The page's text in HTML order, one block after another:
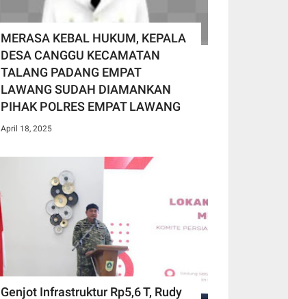
MERASA KEBAL HUKUM, KEPALA
DESA CANGGU KECAMATAN
TALANG PADANG EMPAT
LAWANG SUDAH DIAMANKAN
PIHAK POLRES EMPAT LAWANG
April 18, 2025
Genjot Infrastruktur Rp5,6 T, Rudy